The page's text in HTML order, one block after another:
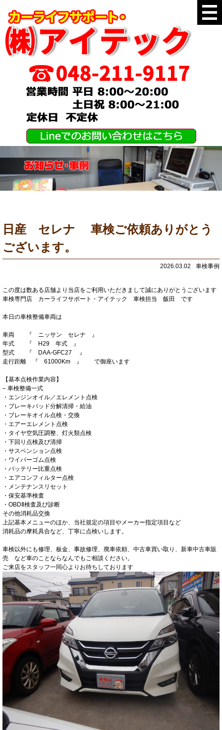
日産 セレナ 車検ご依頼ありがとう
ございます。
2026.03.02 車検事例
この度は数ある店舗より当店をご利用いただきまして誠にありがとうございます
車検専門店 カーライフサポート・アイテック 車検担当 飯田 です
本日の車検整備車両は
車両 『 ニッサン セレナ 』
年式 『 H29 年式 』
型式 『 DAA-GFC27 』
走行距離 『 61000Km 』 で御座います
【基本点検作業内容】
– 車検整備一式
・エンジンオイル／エレメント点検
・ブレーキパッド分解清掃・給油
・ブレーキオイル点検・交換
・エアーエレメント点検
・タイヤ空気圧調整、灯火類点検
・下回り点検及び清掃
・サスペンション点検
・ワイパーゴム点検
・バッテリー比重点検
・エアコンフィルター点検
・メンテナンスリセット
・保安基準検査
・OBDⅡ検査及び診断
その他消耗品交換
上記基本メニューのほか、当社規定の項目やメーカー指定項目など
消耗品の摩耗具合など、丁寧に点検いします。
車検以外にも修理、板金、事故修理、廃車依頼、中古車買い取り、新車中古車販
売 など車のことならなんでもご相談ください。
ご来店をスタッフ一同心よりお待ちしております